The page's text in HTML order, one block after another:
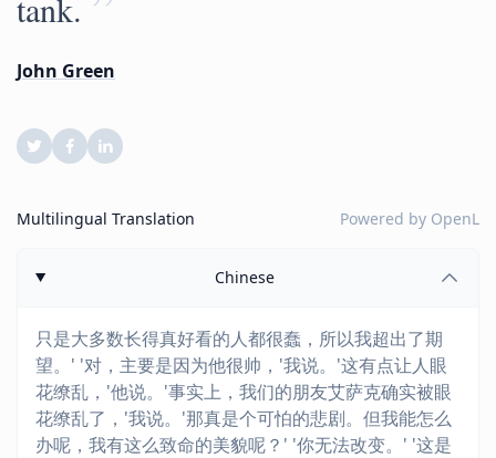
tank.
John Green
Multilingual Translation Powered by OpenL
Chinese
只是大多数长得真好看的人都很蠢，所以我超出了期
望。' '对，主要是因为他很帅，'我说。'这有点让人眼
花缭乱，'他说。'事实上，我们的朋友艾萨克确实被眼
花缭乱了，'我说。'那真是个可怕的悲剧。但我能怎么
办呢，我有这么致命的美貌呢？' '你无法改变。' '这是